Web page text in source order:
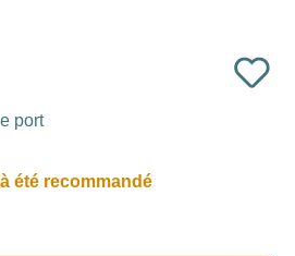
port
été recommandé